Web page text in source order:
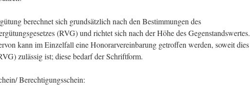
berechnet sich grundsätzlich nach den Bestimmungen des
(RVG) und richtet sich nach der Höhe des Gegenstandswertes.
kann im Einzelfall eine Honorarvereinbarung getroffen werden, soweit dies
zulässig ist; diese bedarf der Schriftform.
Berechtigungsschein: